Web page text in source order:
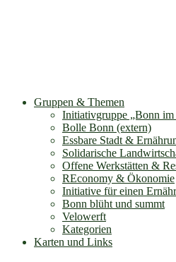
Gruppen & Themen
Initiativgruppe „Bonn im
Bolle Bonn (extern)
Essbare Stadt &
Solidarische
Offene Werkstätten &
REconomy & Ökonomie
Initiative für einen
Bonn blüht und summt
Velowerft
Kategorien
Karten und Links